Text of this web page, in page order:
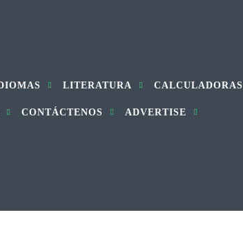
LITERATURA CALCULADORAS
CONTÁCTENOS
ADVERTISE